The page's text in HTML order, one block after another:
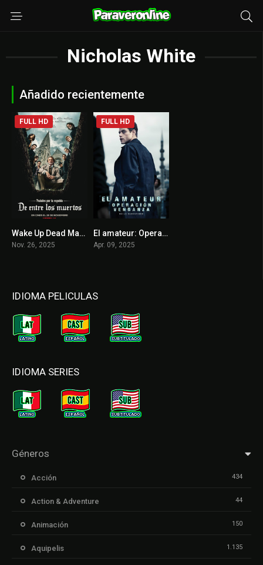
Nicholas White
Añadido recientemente
7.9
FULL HD
Wake Up Dead Man: Un misterio de Knives Out
Nov. 26, 2025
6.5
FULL HD
El amateur: Operación venganza
Apr. 09, 2025
IDIOMA PELICULAS
IDIOMA SERIES
Géneros
Acción 434
Action & Adventure 44
Animación 150
Aquipelis 1.135